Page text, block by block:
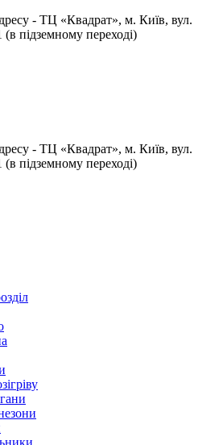
- ТЦ «Квадрат», м. Київ, вул.
підземному переході)
- ТЦ «Квадрат», м. Київ, вул.
підземному переході)